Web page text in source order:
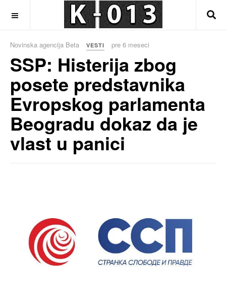
Novinska agencija Beta VESTI pre 6 meseci
SSP: Histerija zbog
posete predstavnika
Evropskog parlamenta
Beogradu dokaz da je
vlast u panici